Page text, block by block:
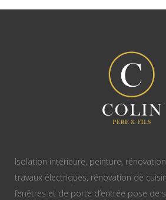
Isolation intérieure, peinture,
travaux électriques, rénovation de
fenêtres et de porte d’entrée pose de